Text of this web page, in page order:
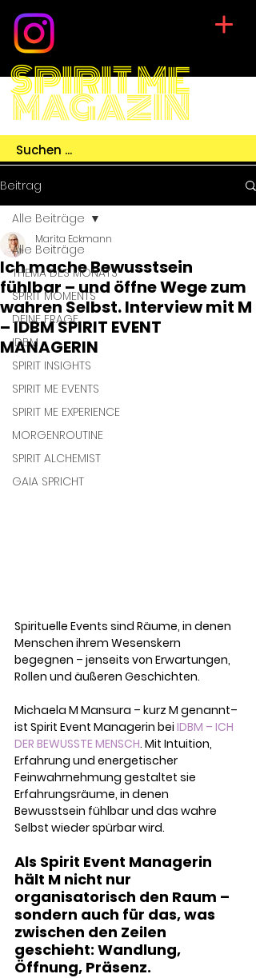
SPIRIT ME
MAGAZIN
Beitrag
Alle Beiträge
THEMA DES MONATS
SPIRIT MOMENTS
DEINE FRAGE
IDBM
SPIRIT INSIGHTS
SPIRIT ME EVENTS
SPIRIT ME EXPERIENCE
MORGENROUTINE
SPIRIT ALCHEMIST
GAIA SPRICHT
Alle Beiträge
Ich mache Bewusstsein
fühlbar – und öffne Wege zum
wahren Selbst. Interview mit M
– IDBM SPIRIT EVENT
MANAGERIN
Marita Eckmann
Spirituelle Events sind Räume, in denen
Menschen ihrem Wesenskern
begegnen – jenseits von Erwartungen,
Rollen und äußeren Geschichten.
Michaela M Mansura – kurz M genannt–
ist Spirit Event Managerin bei IDBM – ICH
DER BEWUSSTE MENSCH. Mit Intuition,
Erfahrung und energetischer
Feinwahrnehmung gestaltet sie
Erfahrungsräume, in denen
Bewusstsein fühlbar und das wahre
Selbst wieder spürbar wird.
Als Spirit Event Managerin
hält M nicht nur
organisatorisch den Raum –
sondern auch für das, was
zwischen den Zeilen
geschieht: Wandlung,
Öffnung, Präsenz.